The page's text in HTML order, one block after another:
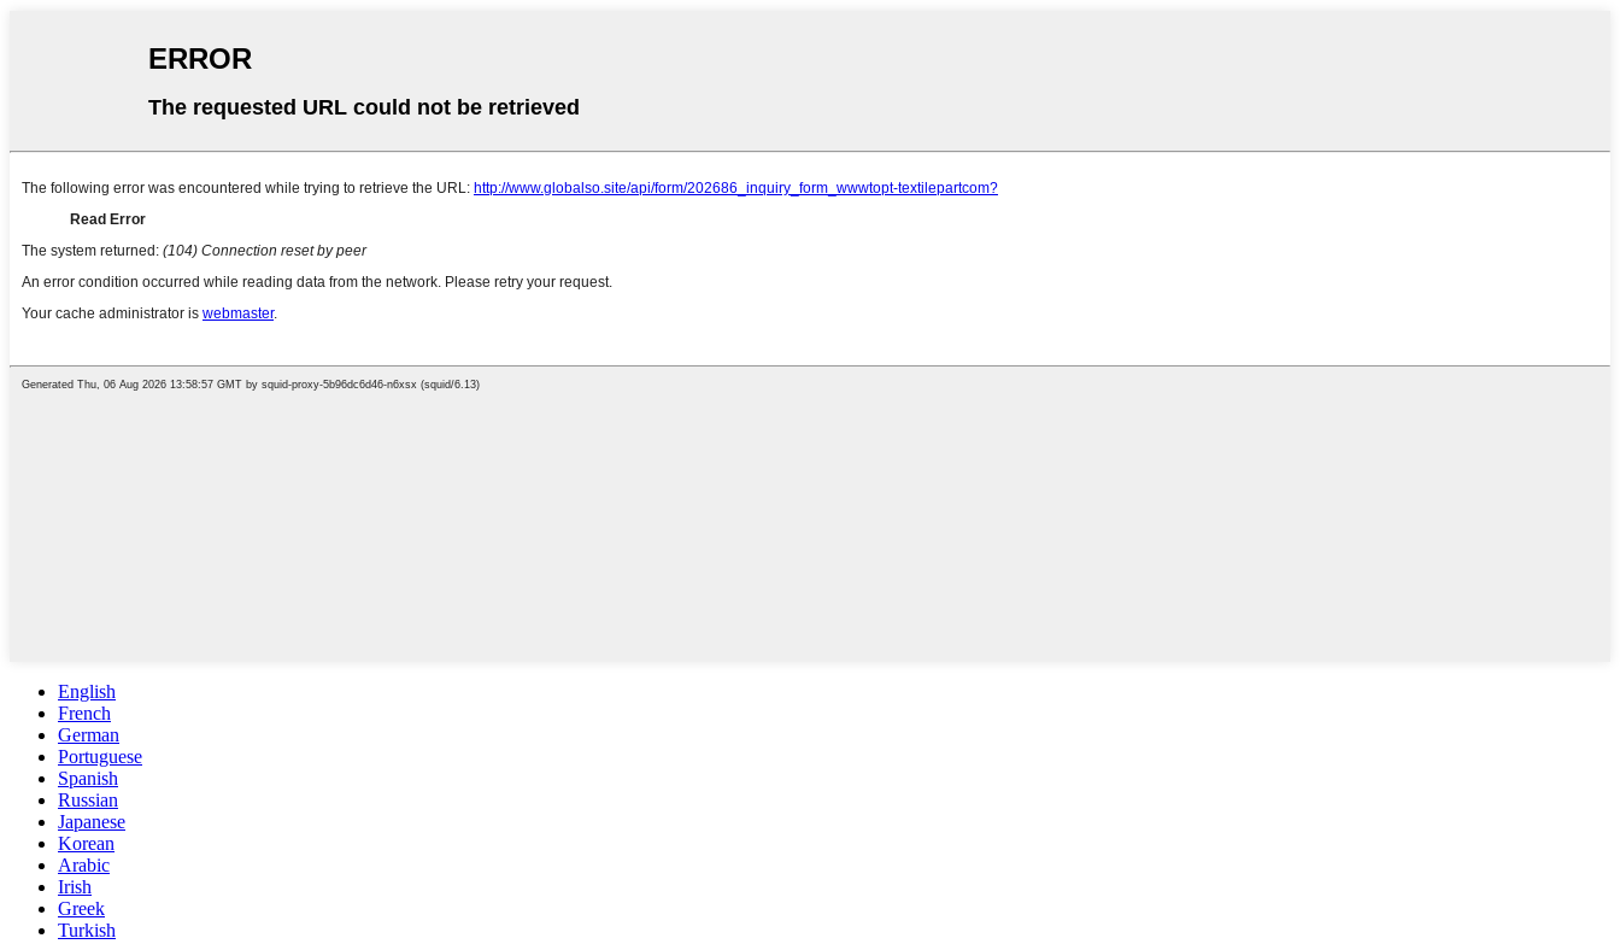
English
French
German
Portuguese
Spanish
Russian
Japanese
Korean
Arabic
Irish
Greek
Turkish